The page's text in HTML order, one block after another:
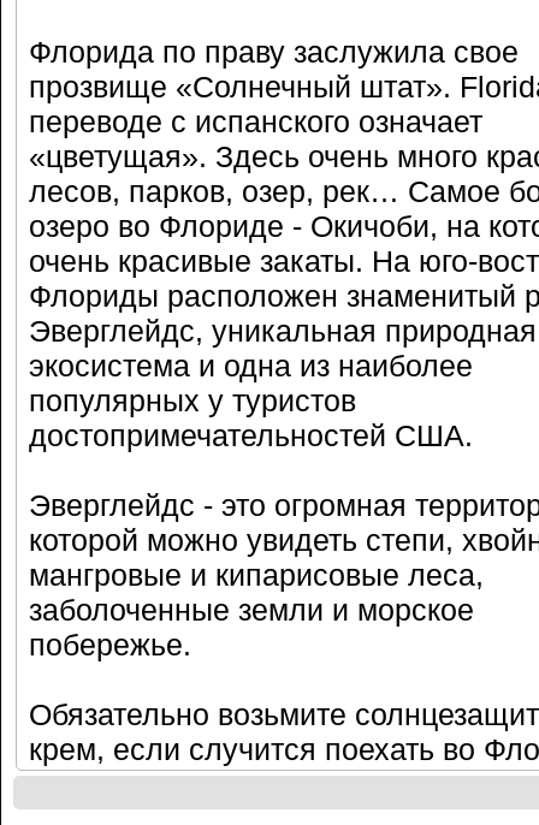
Флорида по праву заслужила свое
прозвище «Солнечный штат».
переводе с испанского означает
«цветущая». Здесь очень много
лесов, парков, озер, рек… Самое
озеро во Флориде - Окичоби, на
очень красивые закаты. На юго-
Флориды расположен знаменитый
Эверглейдс, уникальная природная
экосистема и одна из наиболее
популярных у туристов
достопримечательностей США.
Эверглейдс - это огромная
которой можно увидеть степи,
мангровые и кипарисовые леса,
заболоченные земли и морское
побережье.
Обязательно возьмите
крем, если случится поехать во